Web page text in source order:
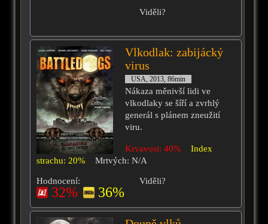
Viděli?
Vlkodlak: zabijácký
virus
USA, 2013, 86min
Nákaza měnivší lidi ve
vlkodlaky se šíří a zvrhlý
generál s plánem zneužití
viru.
Krvavost: 40%
Index
strachu: 20%
Mrtvých: N/A
Hodnocení:
32% 36%
Viděli?